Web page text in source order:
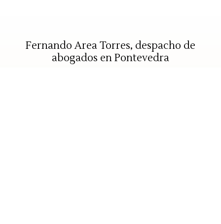
Fernando Area Torres, despacho de
abogados en Pontevedra